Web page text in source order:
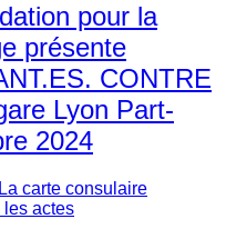
pour la
présente
CONTRE
Lyon Part-
2024